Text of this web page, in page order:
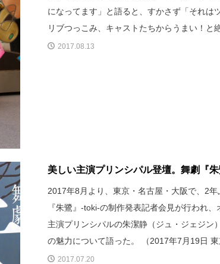
になってます」と語ると、すかさず「それは
リブつっこみ、キャストたちからうまい！と
2017.08.13
美しい主演プリンシパル登壇。舞劇『
2017年8月より、東京・名古屋・大阪で、2
『朱鷺』-toki-の制作発表記者会見が行われ
主演プリンシパルの朱潔静（ジュ・ジェジン
の魅力について語った。 （2017年7月19日
2017.07.20